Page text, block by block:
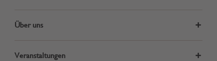
Über uns
Veranstaltungen